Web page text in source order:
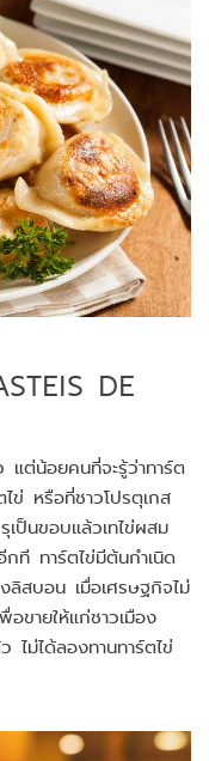
DE
แต่น้อยคนที่จะรู้ว่าทาร์ต
ไข่ หรือที่ชาวโปรตุเกส
ป็นขอบแล้วเทไข่ผสม
ที ทาร์ตไข่มีต้นกำเนิด
ลิสบอน เมื่อเศรษฐกิจไม่
อขายให้แก่ชาวเมือง
ไม่ได้ลองทานทาร์ตไข่